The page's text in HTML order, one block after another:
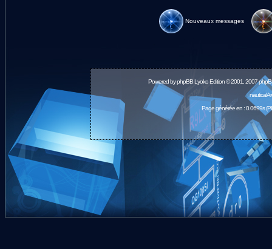
Nouveaux messages
Powered byphpBBLyoko Edition © 2001, 2007
Page générée en : 0.0699s